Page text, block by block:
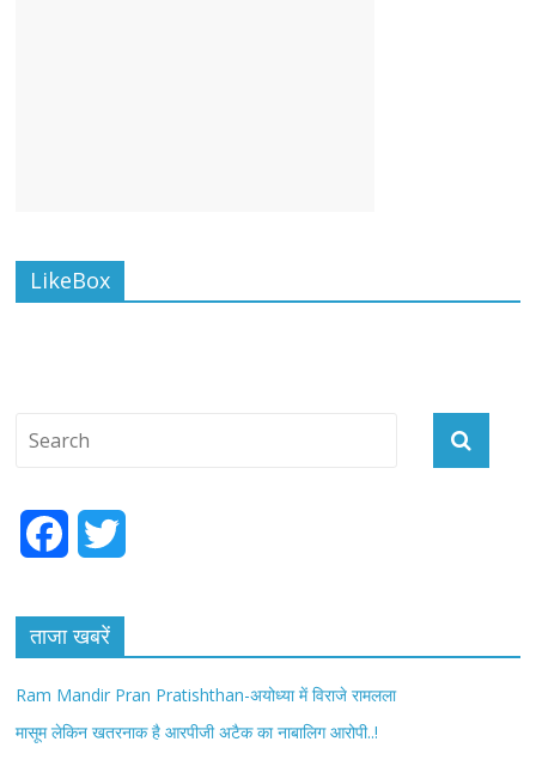
LikeBox
c
b
t
ताजा खबरें
Ram Mandir Pran Pratishthan-अयोध्या में विराजे रामलला
मासूम लेकिन खतरनाक है आरपीजी अटैक का नाबालिग आरोपी..!